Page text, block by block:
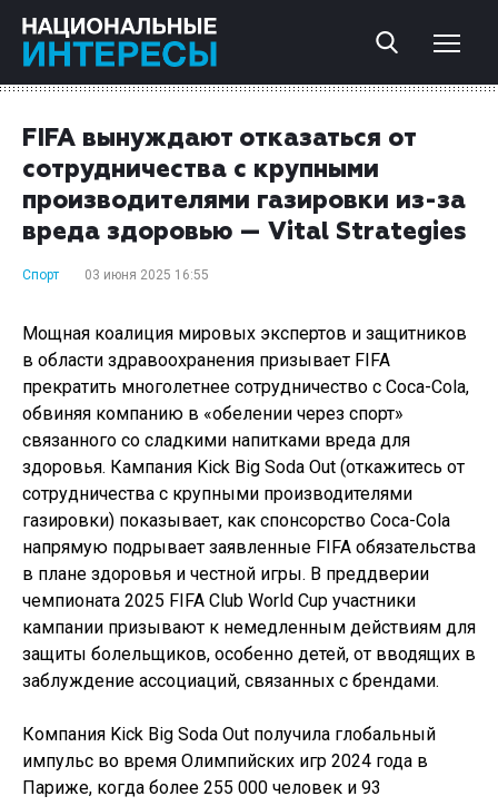
FIFA вынуждают отказаться от
сотрудничества с крупными
производителями газировки из-за
вреда здоровью — Vital Strategies
Спорт 03 июня 2025 16:55
Мощная коалиция мировых экспертов и защитников
в области здравоохранения призывает FIFA
прекратить многолетнее сотрудничество с Coca-Cola,
обвиняя компанию в «обелении через спорт»
связанного со сладкими напитками вреда для
здоровья. Кампания Kick Big Soda Out (откажитесь от
сотрудничества с крупными производителями
газировки) показывает, как спонсорство Coca-Cola
напрямую подрывает заявленные FIFA обязательства
в плане здоровья и честной игры. В преддверии
чемпионата 2025 FIFA Club World Cup участники
кампании призывают к немедленным действиям для
защиты болельщиков, особенно детей, от вводящих в
заблуждение ассоциаций, связанных с брендами.
Компания Kick Big Soda Out получила глобальный
импульс во время Олимпийских игр 2024 года в
Париже, когда более 255 000 человек и 93